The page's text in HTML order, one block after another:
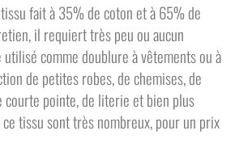
fait à 35% de coton et à 65% de
il requiert très peu ou aucun
comme doublure à vêtements ou à
de petites robes, de chemises, de
courte pointe, de literie et bien plus
ce tissu sont très nombreux, pour un prix